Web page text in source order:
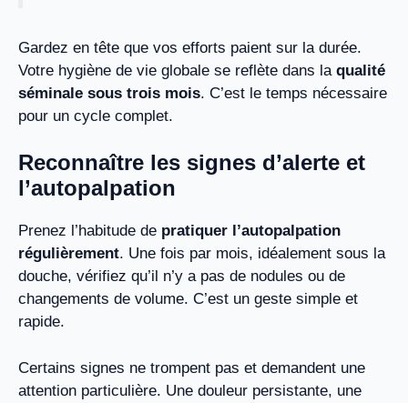
Gardez en tête que vos efforts paient sur la durée.
Votre hygiène de vie globale se reflète dans la qualité
séminale sous trois mois. C’est le temps nécessaire
pour un cycle complet.
Reconnaître les signes d’alerte et
l’autopalpation
Prenez l’habitude de pratiquer l’autopalpation
régulièrement. Une fois par mois, idéalement sous la
douche, vérifiez qu’il n’y a pas de nodules ou de
changements de volume. C’est un geste simple et
rapide.
Certains signes ne trompent pas et demandent une
attention particulière. Une douleur persistante, une